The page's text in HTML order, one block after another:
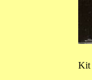
Kit